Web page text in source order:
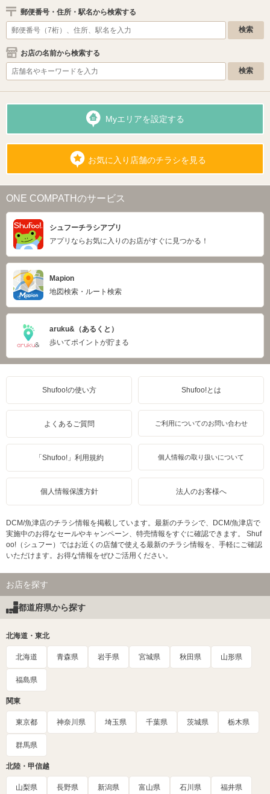
郵便番号・住所・駅名から検索する
お店の名前から検索する
Myエリアを設定する
お気に入り店舗のチラシを見る
ONE COMPATHのサービス
シュフーチラシアプリ
アプリならお気に入りのお店がすぐに見つかる！
Mapion
地図検索・ルート検索
aruku&（あるくと）
歩いてポイントが貯まる
Shufoo!の使い方 Shufoo!とは
よくあるご質問 ご利用についてのお問い合わせ
「Shufoo!」利用規約 個人情報の取り扱いについて
個人情報保護方針 法人のお客様へ
DCM/魚津店のチラシ情報を掲載しています。最新のチラシで、DCM/魚津店で
実施中のお得なセールやキャンペーン、特売情報をすぐに確認できます。 Shuf
oo!（シュフー）ではお近くの店舗で使える最新のチラシ情報を、手軽にご確認
いただけます。お得な情報をぜひご活用ください。
お店を探す
都道府県から探す
北海道・東北
北海道 青森県 岩手県 宮城県 秋田県 山形県
福島県
関東
東京都 神奈川県 埼玉県 千葉県 茨城県 栃木県
群馬県
北陸・甲信越
山梨県 長野県 新潟県 富山県 石川県 福井県